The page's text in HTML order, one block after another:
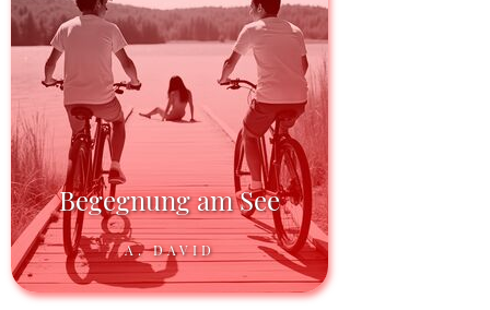
Begegnung am See
A. DAVID